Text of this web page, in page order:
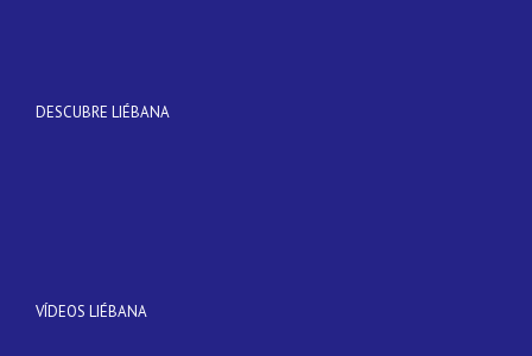
DESCUBRE LIÉBANA
VÍDEOS LIÉBANA